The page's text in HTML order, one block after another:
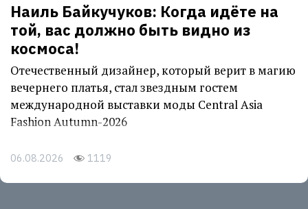
Наиль Байкучуков: Когда идёте на
той, вас должно быть видно из
космоса!
Отечественный дизайнер, который верит в магию
вечернего платья, стал звездным гостем
международной выставки моды Central Asia
Fashion Autumn-2026
06.08.2026 1119